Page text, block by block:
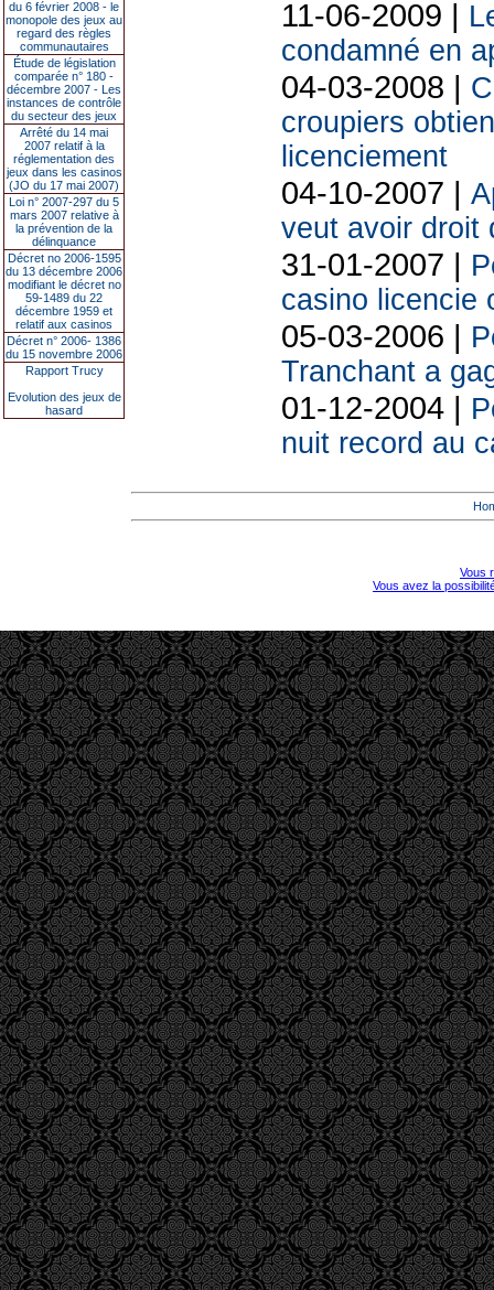
du 6 février 2008 - le
monopole des jeux au
regard des règles
communautaires
Étude de législation
comparée n° 180 -
décembre 2007 - Les
instances de contrôle
du secteur des jeux
Arrêté du 14 mai
2007 relatif à la
réglementation des
jeux dans les casinos
(JO du 17 mai 2007)
Loi n° 2007-297 du 5
mars 2007 relative à
la prévention de la
délinquance
Décret no 2006-1595
du 13 décembre 2006
modifiant le décret no
59-1489 du 22
décembre 1959 et
relatif aux casinos
Décret n° 2006- 1386
du 15 novembre 2006
Rapport Trucy
Evolution des jeux de
hasard
11-06-2009 |
condamné en
04-03-2008 |
croupiers
licenciement
04-10-2007 |
veut avoir droit
31-01-2007 |
casino licencie
05-03-2006 |
Tranchant a
01-12-2004 |
nuit record au
Vous
Vous avez la